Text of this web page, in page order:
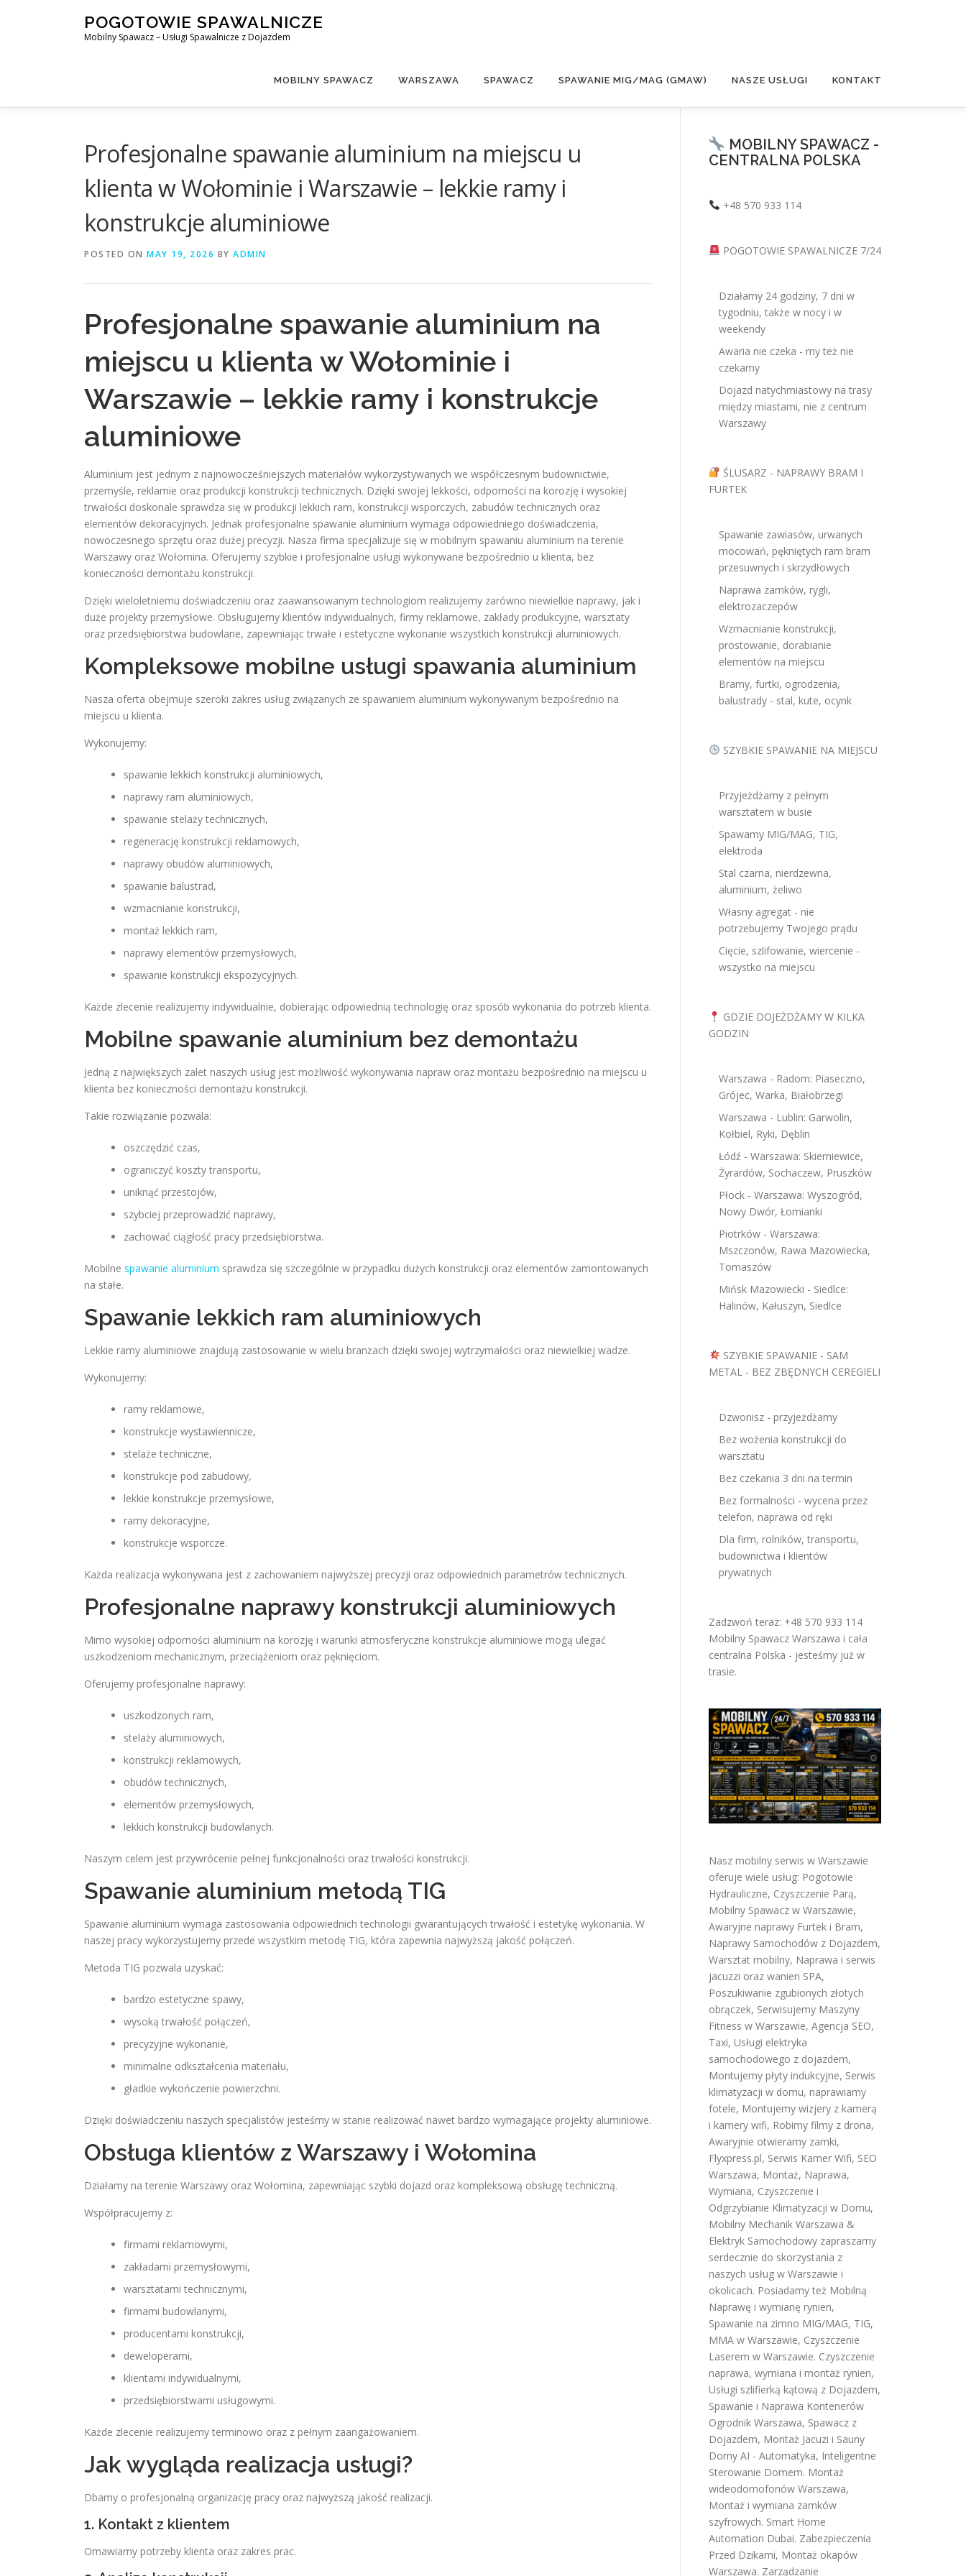
POGOTOWIE SPAWALNICZE
Mobilny Spawacz – Usługi Spawalnicze z Dojazdem
MOBILNY SPAWACZ WARSZAWA SPAWACZ SPAWANIE MIG/MAG (GMAW) NASZE USŁUGI KONTAKT
Profesjonalne spawanie aluminium na miejscu u
klienta w Wołominie i Warszawie – lekkie ramy i
konstrukcje aluminiowe
POSTED ON MAY 19, 2026 BY ADMIN
Profesjonalne spawanie aluminium na
miejscu u klienta w Wołominie i
Warszawie – lekkie ramy i konstrukcje
aluminiowe
Aluminium jest jednym z najnowocześniejszych materiałów wykorzystywanych we współczesnym budownictwie,
przemyśle, reklamie oraz produkcji konstrukcji technicznych. Dzięki swojej lekkości, odporności na korozję i wysokiej
trwałości doskonale sprawdza się w produkcji lekkich ram, konstrukcji wsporczych, zabudów technicznych oraz
elementów dekoracyjnych. Jednak profesjonalne spawanie aluminium wymaga odpowiedniego doświadczenia,
nowoczesnego sprzętu oraz dużej precyzji. Nasza firma specjalizuje się w mobilnym spawaniu aluminium na terenie
Warszawy oraz Wołomina. Oferujemy szybkie i profesjonalne usługi wykonywane bezpośrednio u klienta, bez
konieczności demontażu konstrukcji.
Dzięki wieloletniemu doświadczeniu oraz zaawansowanym technologiom realizujemy zarówno niewielkie naprawy, jak i
duże projekty przemysłowe. Obsługujemy klientów indywidualnych, firmy reklamowe, zakłady produkcyjne, warsztaty
oraz przedsiębiorstwa budowlane, zapewniając trwałe i estetyczne wykonanie wszystkich konstrukcji aluminiowych.
Kompleksowe mobilne usługi spawania aluminium
Nasza oferta obejmuje szeroki zakres usług związanych ze spawaniem aluminium wykonywanym bezpośrednio na
miejscu u klienta.
Wykonujemy:
spawanie lekkich konstrukcji aluminiowych,
naprawy ram aluminiowych,
spawanie stelaży technicznych,
regenerację konstrukcji reklamowych,
naprawy obudów aluminiowych,
spawanie balustrad,
wzmacnianie konstrukcji,
montaż lekkich ram,
naprawy elementów przemysłowych,
spawanie konstrukcji ekspozycyjnych.
Każde zlecenie realizujemy indywidualnie, dobierając odpowiednią technologię oraz sposób wykonania do potrzeb klienta.
Mobilne spawanie aluminium bez demontażu
Jedną z największych zalet naszych usług jest możliwość wykonywania napraw oraz montażu bezpośrednio na miejscu u
klienta bez konieczności demontażu konstrukcji.
Takie rozwiązanie pozwala:
oszczędzić czas,
ograniczyć koszty transportu,
uniknąć przestojów,
szybciej przeprowadzić naprawy,
zachować ciągłość pracy przedsiębiorstwa.
Mobilne spawanie aluminium sprawdza się szczególnie w przypadku dużych konstrukcji oraz elementów zamontowanych
na stałe.
Spawanie lekkich ram aluminiowych
Lekkie ramy aluminiowe znajdują zastosowanie w wielu branżach dzięki swojej wytrzymałości oraz niewielkiej wadze.
Wykonujemy:
ramy reklamowe,
konstrukcje wystawiennicze,
stelaże techniczne,
konstrukcje pod zabudowy,
lekkie konstrukcje przemysłowe,
ramy dekoracyjne,
konstrukcje wsporcze.
Każda realizacja wykonywana jest z zachowaniem najwyższej precyzji oraz odpowiednich parametrów technicznych.
Profesjonalne naprawy konstrukcji aluminiowych
Mimo wysokiej odporności aluminium na korozję i warunki atmosferyczne konstrukcje aluminiowe mogą ulegać
uszkodzeniom mechanicznym, przeciążeniom oraz pęknięciom.
Oferujemy profesjonalne naprawy:
uszkodzonych ram,
stelaży aluminiowych,
konstrukcji reklamowych,
obudów technicznych,
elementów przemysłowych,
lekkich konstrukcji budowlanych.
Naszym celem jest przywrócenie pełnej funkcjonalności oraz trwałości konstrukcji.
Spawanie aluminium metodą TIG
Spawanie aluminium wymaga zastosowania odpowiednich technologii gwarantujących trwałość i estetykę wykonania. W
naszej pracy wykorzystujemy przede wszystkim metodę TIG, która zapewnia najwyższą jakość połączeń.
Metoda TIG pozwala uzyskać:
bardzo estetyczne spawy,
wysoką trwałość połączeń,
precyzyjne wykonanie,
minimalne odkształcenia materiału,
gładkie wykończenie powierzchni.
Dzięki doświadczeniu naszych specjalistów jesteśmy w stanie realizować nawet bardzo wymagające projekty aluminiowe.
Obsługa klientów z Warszawy i Wołomina
Działamy na terenie Warszawy oraz Wołomina, zapewniając szybki dojazd oraz kompleksową obsługę techniczną.
Współpracujemy z:
firmami reklamowymi,
zakładami przemysłowymi,
warsztatami technicznymi,
firmami budowlanymi,
producentami konstrukcji,
deweloperami,
klientami indywidualnymi,
przedsiębiorstwami usługowymi.
Każde zlecenie realizujemy terminowo oraz z pełnym zaangażowaniem.
Jak wygląda realizacja usługi?
Dbamy o profesjonalną organizację pracy oraz najwyższą jakość realizacji.
1. Kontakt z klientem
Omawiamy potrzeby klienta oraz zakres prac.
MOBILNY SPAWACZ -
CENTRALNA POLSKA
+48 570 933 114
POGOTOWIE SPAWALNICZE 7/24
Działamy 24 godziny, 7 dni w
tygodniu, także w nocy i w
weekendy
Awaria nie czeka - my też nie
czekamy
Dojazd natychmiastowy na trasy
między miastami, nie z centrum
Warszawy
ŚLUSARZ - NAPRAWY BRAM I
FURTEK
Spawanie zawiasów, urwanych
mocowań, pękniętych ram bram
przesuwnych i skrzydłowych
Naprawa zamków, rygli,
elektrozaczepów
Wzmacnianie konstrukcji,
prostowanie, dorabianie
elementów na miejscu
Bramy, furtki, ogrodzenia,
balustrady - stal, kute, ocynk
SZYBKIE SPAWANIE NA MIEJSCU
Przyjeżdżamy z pełnym
warsztatem w busie
Spawamy MIG/MAG, TIG,
elektroda
Stal czarna, nierdzewna,
aluminium, żeliwo
Własny agregat - nie
potrzebujemy Twojego prądu
Cięcie, szlifowanie, wiercenie -
wszystko na miejscu
GDZIE DOJEŻDŻAMY W KILKA
GODZIN
Warszawa - Radom: Piaseczno,
Grójec, Warka, Białobrzegi
Warszawa - Lublin: Garwolin,
Kołbiel, Ryki, Dęblin
Łódź - Warszawa: Skierniewice,
Żyrardów, Sochaczew, Pruszków
Płock - Warszawa: Wyszogród,
Nowy Dwór, Łomianki
Piotrków - Warszawa:
Mszczonów, Rawa Mazowiecka,
Tomaszów
Mińsk Mazowiecki - Siedlce:
Halinów, Kałuszyn, Siedlce
SZYBKIE SPAWANIE - SAM
METAL - BEZ ZBĘDNYCH CEREGIELI
Dzwonisz - przyjeżdżamy
Bez wożenia konstrukcji do
warsztatu
Bez czekania 3 dni na termin
Bez formalności - wycena przez
telefon, naprawa od ręki
Dla firm, rolników, transportu,
budownictwa i klientów
prywatnych
Zadzwoń teraz: +48 570 933 114
Mobilny Spawacz Warszawa i cała
centralna Polska - jesteśmy już w
trasie.
Nasz mobilny serwis w Warszawie
oferuje wiele usług: Pogotowie
Hydrauliczne, Czyszczenie Parą,
Mobilny Spawacz w Warszawie,
Awaryjne naprawy Furtek i Bram,
Naprawy Samochodów z Dojazdem,
Warsztat mobilny, Naprawa i serwis
jacuzzi oraz wanien SPA,
Poszukiwanie zgubionych złotych
obrączek, Serwisujemy Maszyny
Fitness w Warszawie, Agencja SEO,
Taxi, Usługi elektryka
samochodowego z dojazdem,
Montujemy płyty indukcyjne, Serwis
klimatyzacji w domu, naprawiamy
fotele, Montujemy wizjery z kamerą
i kamery wifi, Robimy filmy z drona,
Awaryjnie otwieramy zamki,
Flyxpress.pl, Serwis Kamer Wifi, SEO
Warszawa, Montaż, Naprawa,
Wymiana, Czyszczenie i
Odgrzybianie Klimatyzacji w Domu,
Mobilny Mechanik Warszawa &
Elektryk Samochodowy zapraszamy
serdecznie do skorzystania z
naszych usług w Warszawie i
okolicach. Posiadamy też Mobilną
Naprawę i wymianę rynien,
Spawanie na zimno MIG/MAG, TIG,
MMA w Warszawie, Czyszczenie
Laserem w Warszawie. Czyszczenie
naprawa, wymiana i montaż rynien,
Usługi szlifierką kątową z Dojazdem,
Spawanie i Naprawa Kontenerów
Ogrodnik Warszawa, Spawacz z
Dojazdem, Montaż Jacuzi i Sauny
Domy AI - Automatyka, Inteligentne
Sterowanie Domem. Montaż
wideodomofonów Warszawa,
Montaż i wymiana zamków
szyfrowych. Smart Home
Automation Dubai. Zabezpieczenia
Przed Dzikami, Montaż okapów
Warszawa. Zarządzanie